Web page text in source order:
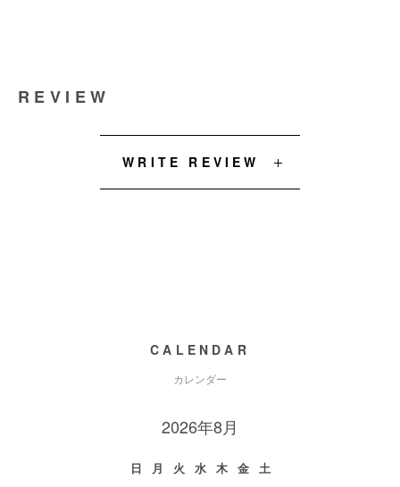
REVIEW
WRITE REVIEW
CALENDAR
カレンダー
2026年8月
日 月 火 水 木 金
土